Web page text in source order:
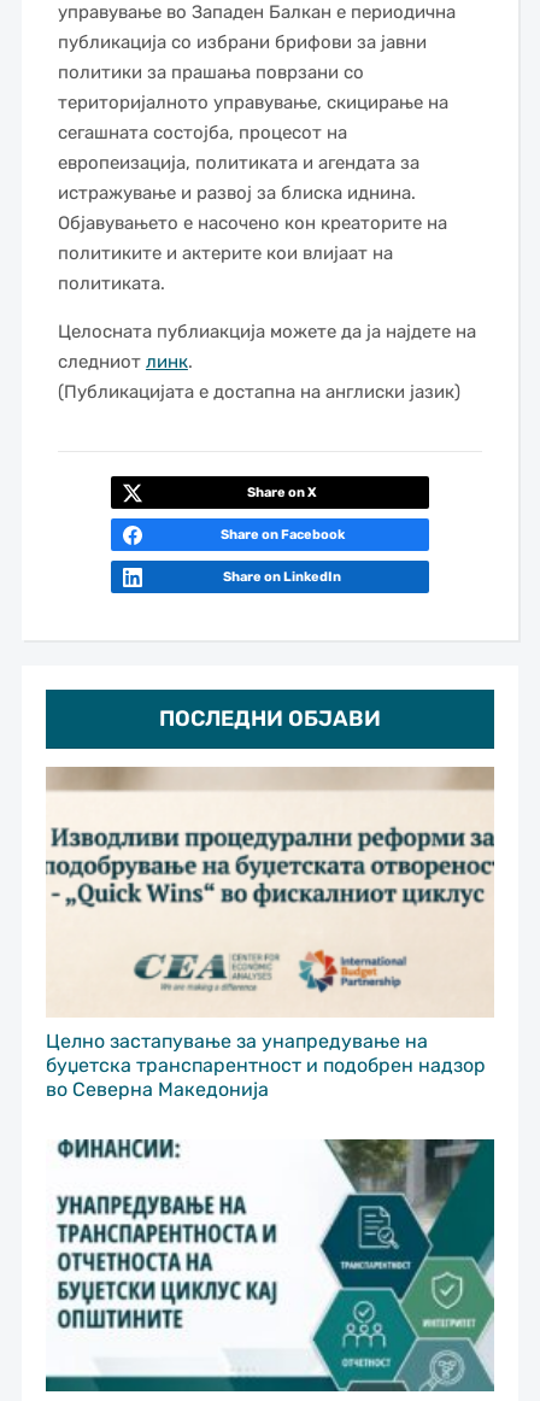
ПОСЛЕДНИ ОБЈАВИ
Целно застапување за унапредување на
буџетска транспарентност и подобрен надзор
во Северна Македонија
управување во Западен Балкан е периодична
публикација со избрани брифови за јавни
политики за прашања поврзани со
територијалното управување, скицирање на
сегашната состојба, процесот на
европеизација, политиката и агендата за
истражување и развој за блиска иднина.
Објавувањето е насочено кон креаторите на
политиките и актерите кои влијаат на
политиката.
Целосната публиакција можете да ја најдете на
следниот линк.
(Публикацијата е достапна на англиски јазик)
Share on X
Share on Facebook
Share on LinkedIn